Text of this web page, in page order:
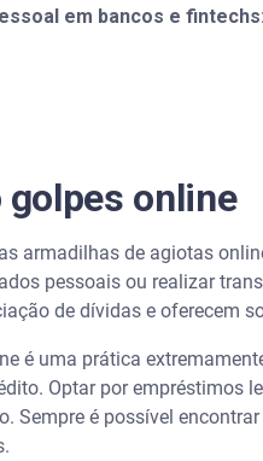
em bancos e fintechs
golpes online
armadilhas de agiotas
pessoais ou realizar
de dívidas e oferecem
é uma prática
Optar por empréstimos
Sempre é possível